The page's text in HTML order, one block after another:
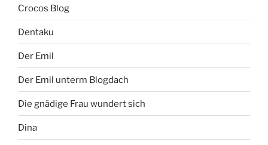
Crocos Blog
Dentaku
Der Emil
Der Emil unterm Blogdach
Die gnädige Frau wundert sich
Dina